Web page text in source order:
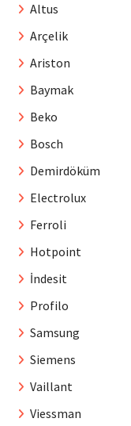
Altus
Arçelik
Ariston
Baymak
Beko
Bosch
Demirdöküm
Electrolux
Ferroli
Hotpoint
İndesit
Profilo
Samsung
Siemens
Vaillant
Viessman